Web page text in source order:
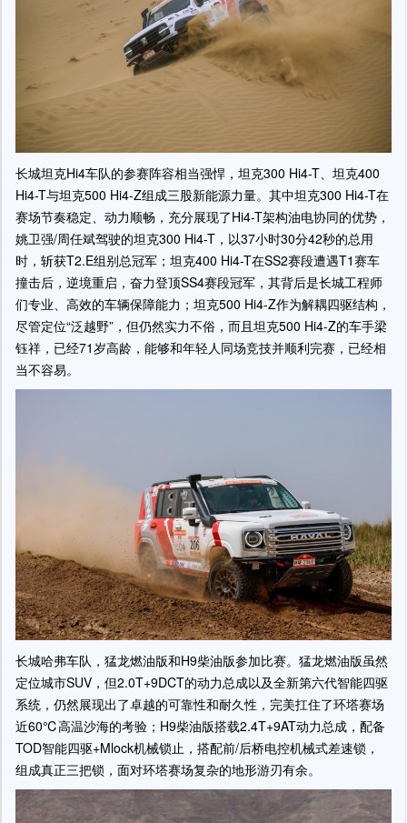
长城坦克Hi4车队的参赛阵容相当强悍，坦克300 Hi4-T、坦克400
Hi4-T与坦克500 Hi4-Z组成三股新能源力量。其中坦克300 Hi4-T在
赛场节奏稳定、动力顺畅，充分展现了Hi4-T架构油电协同的优势，
姚卫强/周任斌驾驶的坦克300 Hi4-T，以37小时30分42秒的总用
时，斩获T2.E组别总冠军；坦克400 Hi4-T在SS2赛段遭遇T1赛车
撞击后，逆境重启，奋力登顶SS4赛段冠军，其背后是长城工程师
们专业、高效的车辆保障能力；坦克500 Hi4-Z作为解耦四驱结构，
尽管定位“泛越野”，但仍然实力不俗，而且坦克500 Hi4-Z的车手梁
钰祥，已经71岁高龄，能够和年轻人同场竞技并顺利完赛，已经相
当不容易。
长城哈弗车队，猛龙燃油版和H9柴油版参加比赛。猛龙燃油版虽然
定位城市SUV，但2.0T+9DCT的动力总成以及全新第六代智能四驱
系统，仍然展现出了卓越的可靠性和耐久性，完美扛住了环塔赛场
近60℃高温沙海的考验；H9柴油版搭载2.4T+9AT动力总成，配备
TOD智能四驱+Mlock机械锁止，搭配前/后桥电控机械式差速锁，
组成真正三把锁，面对环塔赛场复杂的地形游刃有余。